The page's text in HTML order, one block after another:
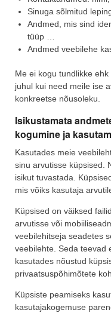
Sinuga sõlmitud
Andmed, mis sind
tüüp …
Andmed veebilehe
Me ei kogu tundlikke
juhul kui need meile ise
konkreetse nõusoleku.
Isikustamata
kogumine ja
Kasutades meie
sinu arvutisse küpsised.
isikut tuvastada.
mis võiks kasutaja
Küpsised on väiksed
arvutisse või
veebilehitseja seadetes
veebilehte. Seda teevad
kasutades nõustud
privaatsuspõhimõtete
Küpsiste peamiseks
kasutajakogemuse